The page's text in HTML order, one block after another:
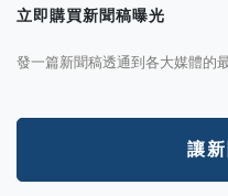
立即購買新聞稿曝光
發一篇新聞稿透通到各大媒體的
讓